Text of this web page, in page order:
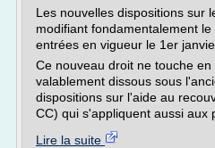
Les nouvelles dispositions sur
modifiant fondamentalement
entrées en vigueur le 1er
Ce nouveau droit ne touche
valablement dissous sous
dispositions sur l'aide au
CC) qui s'appliquent aussi aux
Lire la suite